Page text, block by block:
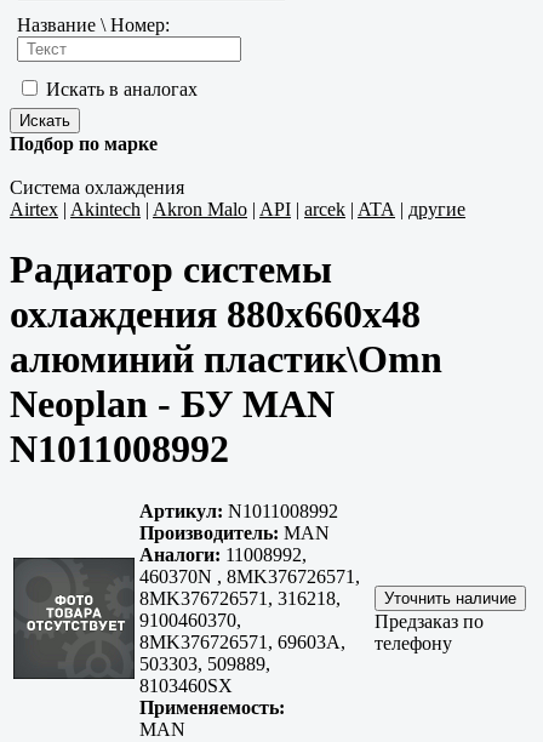
Название \ Номер:
Искать в аналогах
Подбор по марке
Система охлаждения
Airtex | Akintech | Akron Malo | API | arcek | ATA | другие
Радиатор системы
охлаждения 880x660x48
алюминий пластик\Omn
Neoplan - БУ MAN
N1011008992
Артикул: N1011008992
Производитель: MAN
Аналоги: 11008992,
460370N , 8MK376726571,
8MK376726571, 316218,
9100460370,
8MK376726571, 69603A,
503303, 509889,
8103460SX
Применяемость:
MAN
Предзаказ по
телефону